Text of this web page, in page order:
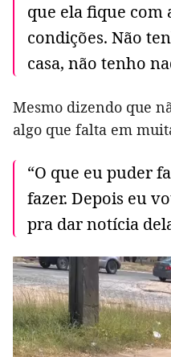
que ela fique com
condições. Não
casa, não tenho
Mesmo dizendo que
algo que falta em
“O que eu puder
fazer. Depois eu
pra dar notícia